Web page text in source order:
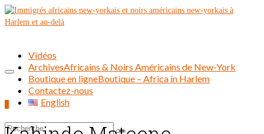
Rechercher :
Vidéos
ArchivesAfricains & Noirs Américains de New-York
Boutique en ligneBoutique – Africa in Harlem
Contactez-nous
English